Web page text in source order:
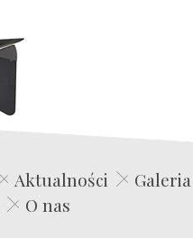
Edwin Film Agencja Aktorska
Aktualności
Galeria
O nas